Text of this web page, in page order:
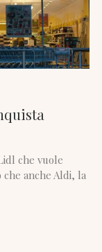
che vuole
anche Aldi, la